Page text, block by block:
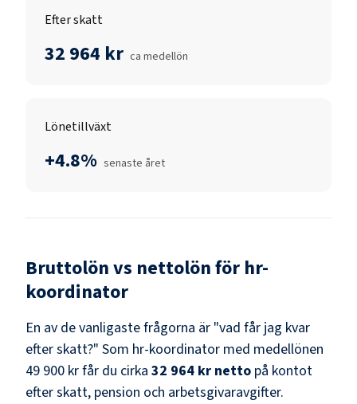
Efter skatt
32 964 kr ca medellön
Lönetillväxt
+4.8% senaste året
Bruttolön vs nettolön för hr-
koordinator
En av de vanligaste frågorna är "vad får jag kvar
efter skatt?" Som hr-koordinator med medellönen
49 900 krfår du cirka 32 964 kr netto på kontot
efter skatt, pension och arbetsgivaravgifter.